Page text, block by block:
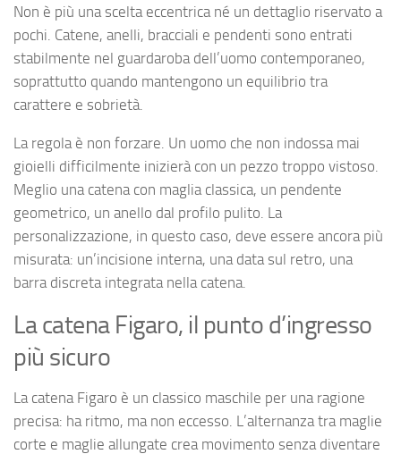
Non è più una scelta eccentrica né un dettaglio riservato a
pochi. Catene, anelli, bracciali e pendenti sono entrati
stabilmente nel guardaroba dell’uomo contemporaneo,
soprattutto quando mantengono un equilibrio tra
carattere e sobrietà.
La regola è non forzare. Un uomo che non indossa mai
gioielli difficilmente inizierà con un pezzo troppo vistoso.
Meglio una catena con maglia classica, un pendente
geometrico, un anello dal profilo pulito. La
personalizzazione, in questo caso, deve essere ancora più
misurata: un’incisione interna, una data sul retro, una
barra discreta integrata nella catena.
La catena Figaro, il punto d’ingresso
più sicuro
La catena Figaro è un classico maschile per una ragione
precisa: ha ritmo, ma non eccesso. L’alternanza tra maglie
corte e maglie allungate crea movimento senza diventare